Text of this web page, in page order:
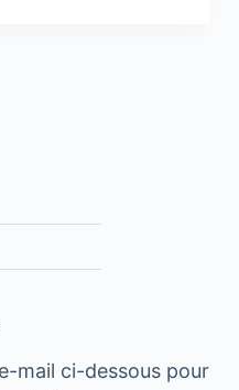
mail ci-dessous pour